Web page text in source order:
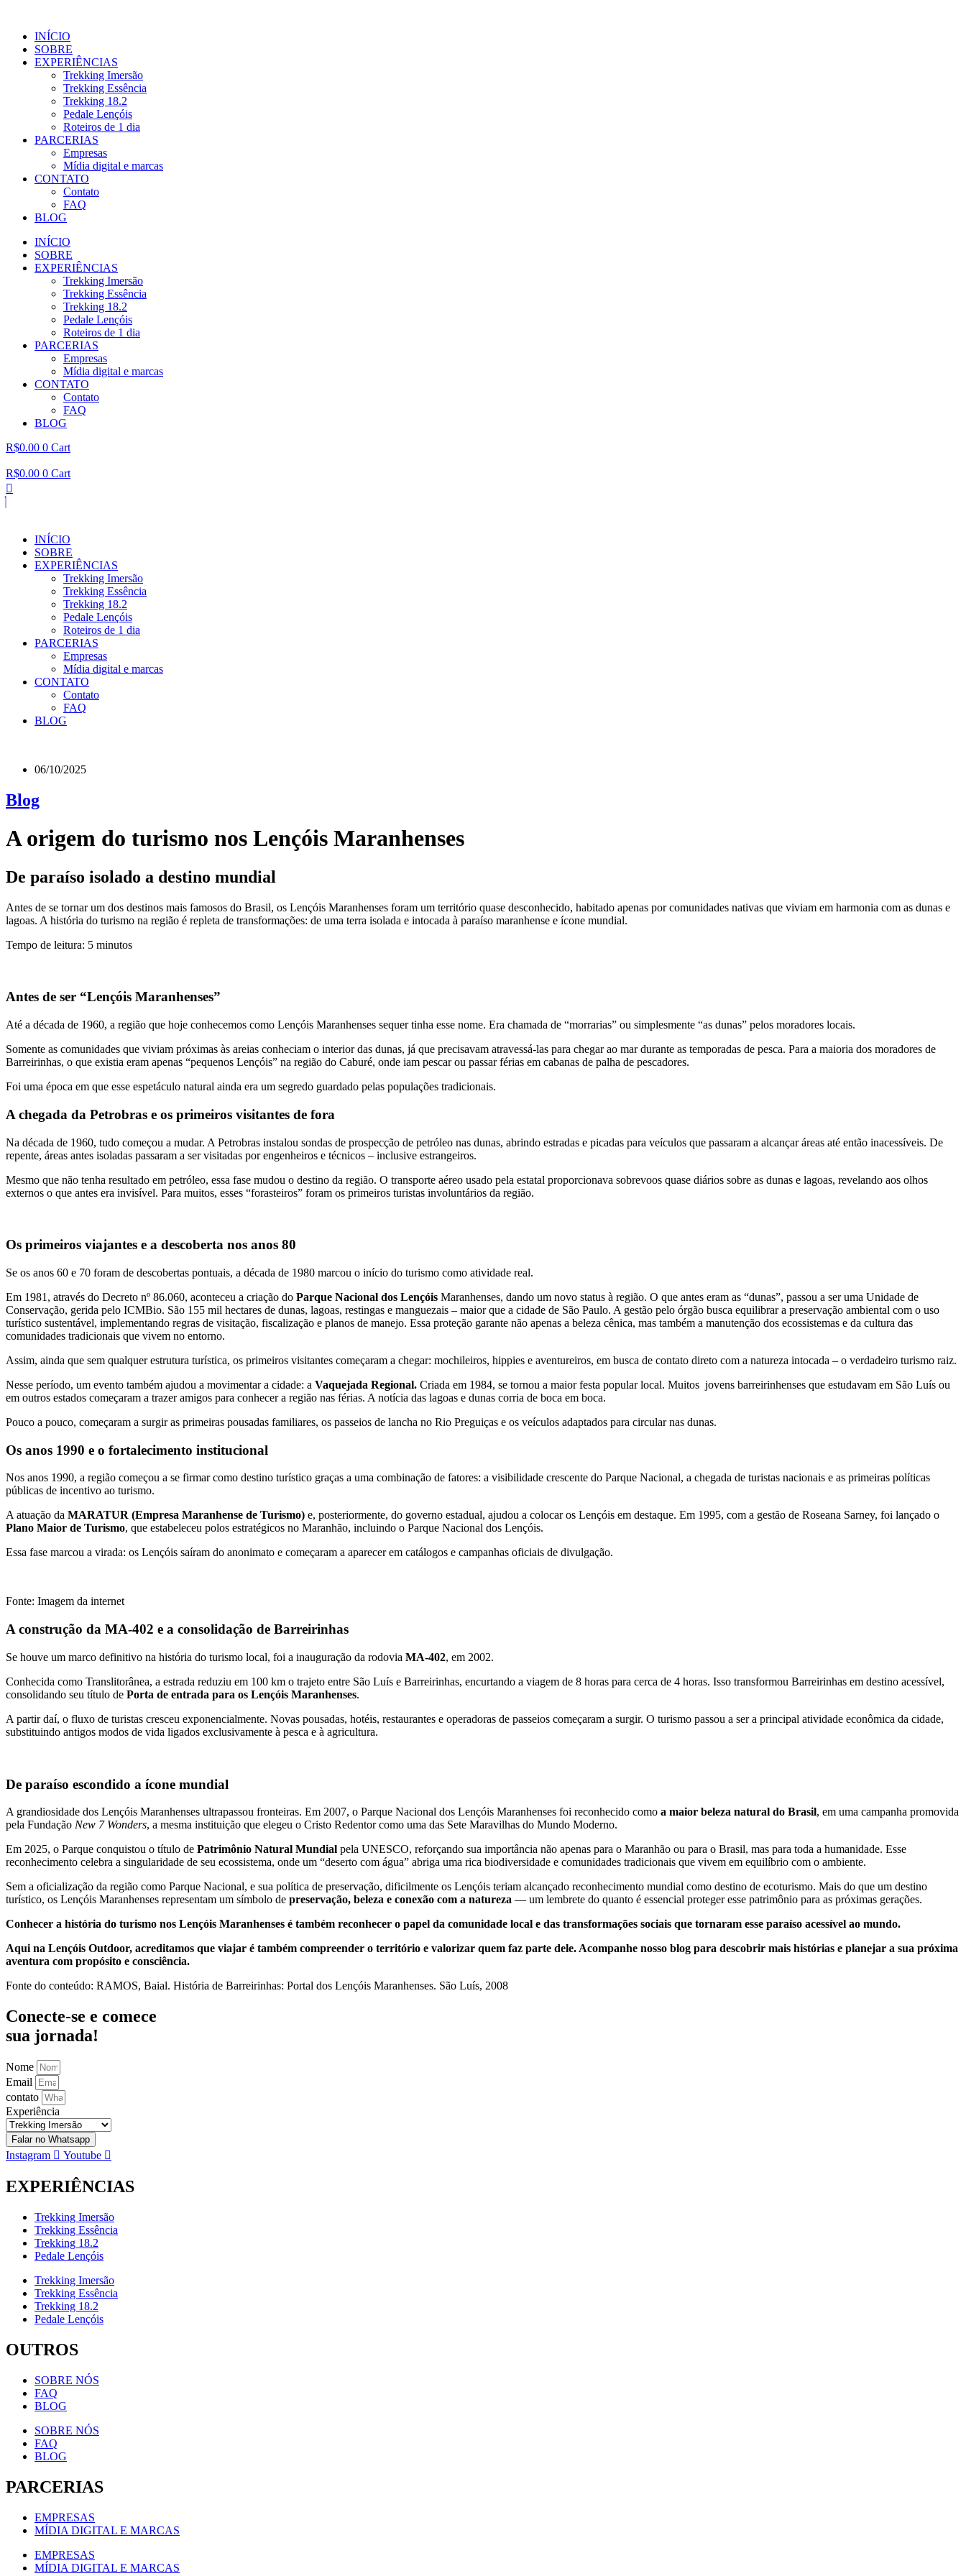
conteúdo
INÍCIO
SOBRE
EXPERIÊNCIAS
Trekking Imersão
Trekking Essência
Trekking 18.2
Pedale Lençóis
Roteiros de 1 dia
PARCERIAS
Empresas
Mídia digital e marcas
CONTATO
Contato
FAQ
BLOG
INÍCIO
SOBRE
EXPERIÊNCIAS
Trekking Imersão
Trekking Essência
Trekking 18.2
Pedale Lençóis
Roteiros de 1 dia
PARCERIAS
Empresas
Mídia digital e marcas
CONTATO
Contato
FAQ
BLOG
R$0.00 0 Cart
R$0.00 0 Cart
INÍCIO
SOBRE
EXPERIÊNCIAS
Trekking Imersão
Trekking Essência
Trekking 18.2
Pedale Lençóis
Roteiros de 1 dia
PARCERIAS
Empresas
Mídia digital e marcas
CONTATO
Contato
FAQ
BLOG
06/10/2025
Blog
A origem do turismo nos Lençóis Maranhenses
De paraíso isolado a destino mundial
Antes de se tornar um dos destinos mais famosos do Brasil, os Lençóis Maranhenses foram um território quase desconhecido, habitado apenas por comunidades nativas que viviam em harmonia com as dunas e
lagoas. A história do turismo na região é repleta de transformações: de uma terra isolada e intocada à paraíso maranhense e ícone mundial.
Tempo de leitura: 5 minutos
Antes de ser “Lençóis Maranhenses”
Até a década de 1960, a região que hoje conhecemos como Lençóis Maranhenses sequer tinha esse nome. Era chamada de “morrarias” ou simplesmente “as dunas” pelos moradores locais.
Somente as comunidades que viviam próximas às areias conheciam o interior das dunas, já que precisavam atravessá-las para chegar ao mar durante as temporadas de pesca. Para a maioria dos moradores de
Barreirinhas, o que existia eram apenas “pequenos Lençóis” na região do Caburé, onde iam pescar ou passar férias em cabanas de palha de pescadores.
Foi uma época em que esse espetáculo natural ainda era um segredo guardado pelas populações tradicionais.
A chegada da Petrobras e os primeiros visitantes de fora
Na década de 1960, tudo começou a mudar. A Petrobras instalou sondas de prospecção de petróleo nas dunas, abrindo estradas e picadas para veículos que passaram a alcançar áreas até então inacessíveis. De
repente, áreas antes isoladas passaram a ser visitadas por engenheiros e técnicos – inclusive estrangeiros.
Mesmo que não tenha resultado em petróleo, essa fase mudou o destino da região. O transporte aéreo usado pela estatal proporcionava sobrevoos quase diários sobre as dunas e lagoas, revelando aos olhos
externos o que antes era invisível. Para muitos, esses “forasteiros” foram os primeiros turistas involuntários da região.
Os primeiros viajantes e a descoberta nos anos 80
Se os anos 60 e 70 foram de descobertas pontuais, a década de 1980 marcou o início do turismo como atividade real.
Em 1981, através do Decreto nº 86.060, aconteceu a criação do Parque Nacional dos Lençóis Maranhenses, dando um novo status à região. O que antes eram as “dunas”, passou a ser uma Unidade de
Conservação, gerida pelo ICMBio. São 155 mil hectares de dunas, lagoas, restingas e manguezais – maior que a cidade de São Paulo. A gestão pelo órgão busca equilibrar a preservação ambiental com o uso
turístico sustentável, implementando regras de visitação, fiscalização e planos de manejo. Essa proteção garante não apenas a beleza cênica, mas também a manutenção dos ecossistemas e da cultura das
comunidades tradicionais que vivem no entorno.
Assim, ainda que sem qualquer estrutura turística, os primeiros visitantes começaram a chegar: mochileiros, hippies e aventureiros, em busca de contato direto com a natureza intocada – o verdadeiro turismo raiz.
Nesse período, um evento também ajudou a movimentar a cidade: a Vaquejada Regional. Criada em 1984, se tornou a maior festa popular local. Muitos jovens barreirinhenses que estudavam em São Luís ou
em outros estados começaram a trazer amigos para conhecer a região nas férias. A notícia das lagoas e dunas corria de boca em boca.
Pouco a pouco, começaram a surgir as primeiras pousadas familiares, os passeios de lancha no Rio Preguiças e os veículos adaptados para circular nas dunas.
Os anos 1990 e o fortalecimento institucional
Nos anos 1990, a região começou a se firmar como destino turístico graças a uma combinação de fatores: a visibilidade crescente do Parque Nacional, a chegada de turistas nacionais e as primeiras políticas
públicas de incentivo ao turismo.
A atuação da MARATUR (Empresa Maranhense de Turismo) e, posteriormente, do governo estadual, ajudou a colocar os Lençóis em destaque. Em 1995, com a gestão de Roseana Sarney, foi lançado o
Plano Maior de Turismo, que estabeleceu polos estratégicos no Maranhão, incluindo o Parque Nacional dos Lençóis.
Essa fase marcou a virada: os Lençóis saíram do anonimato e começaram a aparecer em catálogos e campanhas oficiais de divulgação.
Fonte: Imagem da internet
A construção da MA-402 e a consolidação de Barreirinhas
Se houve um marco definitivo na história do turismo local, foi a inauguração da rodovia MA-402, em 2002.
Conhecida como Translitorânea, a estrada reduziu em 100 km o trajeto entre São Luís e Barreirinhas, encurtando a viagem de 8 horas para cerca de 4 horas. Isso transformou Barreirinhas em destino acessível,
consolidando seu título de Porta de entrada para os Lençóis Maranhenses.
A partir daí, o fluxo de turistas cresceu exponencialmente. Novas pousadas, hotéis, restaurantes e operadoras de passeios começaram a surgir. O turismo passou a ser a principal atividade econômica da cidade,
substituindo antigos modos de vida ligados exclusivamente à pesca e à agricultura.
De paraíso escondido a ícone mundial
A grandiosidade dos Lençóis Maranhenses ultrapassou fronteiras. Em 2007, o Parque Nacional dos Lençóis Maranhenses foi reconhecido como a maior beleza natural do Brasil, em uma campanha promovida
pela Fundação New 7 Wonders, a mesma instituição que elegeu o Cristo Redentor como uma das Sete Maravilhas do Mundo Moderno.
Em 2025, o Parque conquistou o título de Patrimônio Natural Mundial pela UNESCO, reforçando sua importância não apenas para o Maranhão ou para o Brasil, mas para toda a humanidade. Esse
reconhecimento celebra a singularidade de seu ecossistema, onde um “deserto com água” abriga uma rica biodiversidade e comunidades tradicionais que vivem em equilíbrio com o ambiente.
Sem a oficialização da região como Parque Nacional, e sua política de preservação, dificilmente os Lençóis teriam alcançado reconhecimento mundial como destino de ecoturismo. Mais do que um destino
turístico, os Lençóis Maranhenses representam um símbolo de preservação, beleza e conexão com a natureza — um lembrete do quanto é essencial proteger esse patrimônio para as próximas gerações.
Conhecer a história do turismo nos Lençóis Maranhenses é também reconhecer o papel da comunidade local e das transformações sociais que tornaram esse paraíso acessível ao mundo.
Aqui na Lençóis Outdoor, acreditamos que viajar é também compreender o território e valorizar quem faz parte dele. Acompanhe nosso blog para descobrir mais histórias e planejar a sua próxima
aventura com propósito e consciência.
Fonte do conteúdo: RAMOS, Baial. História de Barreirinhas: Portal dos Lençóis Maranhenses. São Luís, 2008
Conecte-se e comece
sua jornada!
Nome
Email
contato
Experiência
Falar no Whatsapp
Instagram Youtube
EXPERIÊNCIAS
Trekking Imersão
Trekking Essência
Trekking 18.2
Pedale Lençóis
Trekking Imersão
Trekking Essência
Trekking 18.2
Pedale Lençóis
OUTROS
SOBRE NÓS
FAQ
BLOG
SOBRE NÓS
FAQ
BLOG
PARCERIAS
EMPRESAS
MÍDIA DIGITAL E MARCAS
EMPRESAS
MÍDIA DIGITAL E MARCAS